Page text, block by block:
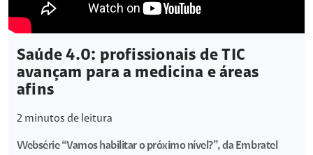
Saúde 4.0: profissionais de TIC
avançam para a medicina e áreas
afins
2 minutos de leitura
Websérie “Vamos habilitar o próximo nível?”, da Embratel